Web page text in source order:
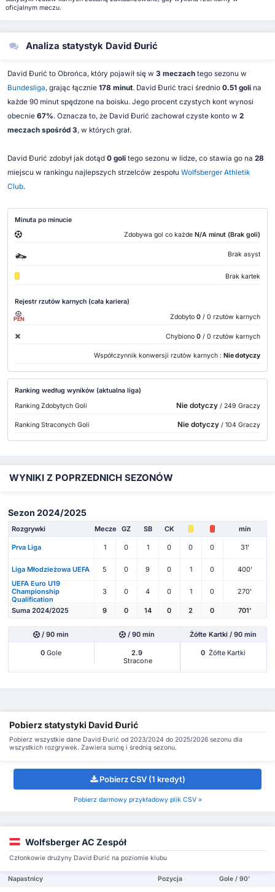
oficjalnym meczu.
Analiza statystyk David Đurić
David Đurić to Obrońca, który pojawił się w 3 meczachtego sezonu w
Bundesliga, grając łącznie 178 minut. David Đurić traci średnio 0.51 golina
każde 90 minut spędzone na boisku. Jego procent czystych kont wynosi
obecnie 67%. Oznacza to, że David Đurić zachował czyste konto w 2
meczach spośród 3, w których grał.
David Đurić zdobył jak dotąd 0 golitego sezonu w lidze, co stawia go na 28
miejscu w rankingu najlepszych strzelców zespołu Wolfsberger Athletik
Club.
Minuta po minucie
Zdobywa gol co każde N/A minut (Brak goli)
Brak asyst
Brak kartek
Rejestr rzutów karnych (cała kariera)
PEN Zdobyto 0 / 0 rzutów karnych
Chybiono 0 / 0 rzutów karnych
Współczynnik konwersji rzutów karnych : Nie dotyczy
Ranking według wyników (aktualna liga)
Ranking Zdobytych Goli
Nie dotyczy/ 249 Graczy
Ranking Straconych Goli Nie dotyczy/ 104 Graczy
WYNIKI Z POPRZEDNICH SEZONÓW
Sezon 2024/2025
Rozgrywki Mecze GZ SB CK min
Prva Liga 1 0 1 0 0 0 31'
Liga Młodzieżowa UEFA 5 0 9 0 1 0
400'
UEFA Euro U19
Championship
Qualification
3 0 4 0 1 0 270'
Suma 2024/2025 9 0 14 0 2 0 701'
/ 90 min / 90 min Żółte Kartki / 90 min
0 Gole
2.9
Stracone
0 Żółte Kartki
Pobierz statystyki David Đurić
Pobierz wszystkie dane David Đurić od 2023/2024 do 2025/2026 sezonu dla
wszystkich rozgrywek. Zawiera sumę i średnią sezonu.
Pobierz CSV (1 kredyt)
Pobierz darmowy przykładowy plik CSV »
Wolfsberger AC Zespół
Członkowie drużyny David Đurić na poziomie klubu
Napastnicy Pozycja Gole / 90'